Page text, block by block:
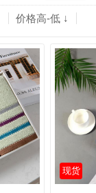
价格高-低 ↓
现货